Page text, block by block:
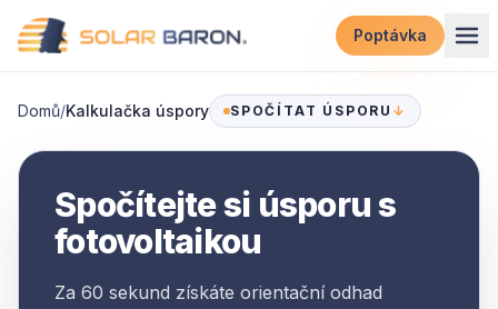
Přeskočit na obsah
Poptávka
Domů/Kalkulačka úspory SPOČÍTAT ÚSPORU ↓
Spočítejte si úsporu s
fotovoltaikou
Za 60 sekund získáte orientační odhad